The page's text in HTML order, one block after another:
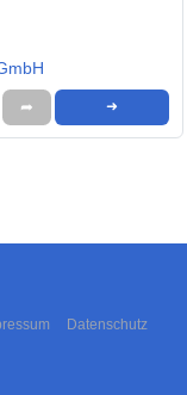
➦ ➜
Datenschutz